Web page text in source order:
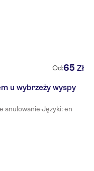
Od:65 Zł
u wybrzeży wyspy
anulowanie·Języki: en